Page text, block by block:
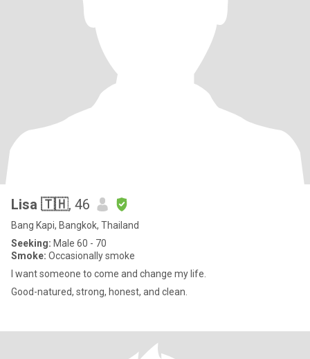
Lisa 🇹🇭, 46
Bang Kapi, Bangkok, Thailand
Seeking: Male 60 - 70
Smoke: Occasionally smoke
I want someone to come and change my life.
Good-natured, strong, honest, and clean.